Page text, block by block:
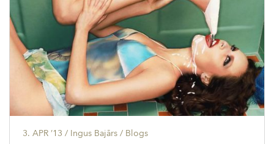
3. APR ’13 / Ingus Bajārs / Blogs